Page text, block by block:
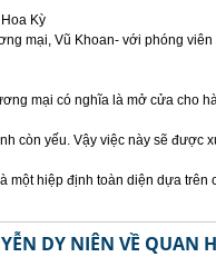
Kỳ
mại, Vũ Khoan- với phóng
mại có nghĩa là mở cửa cho
còn yếu. Vậy việc này sẽ được
một hiệp định toàn diện dựa trên
DY NIÊN VỀ QUAN